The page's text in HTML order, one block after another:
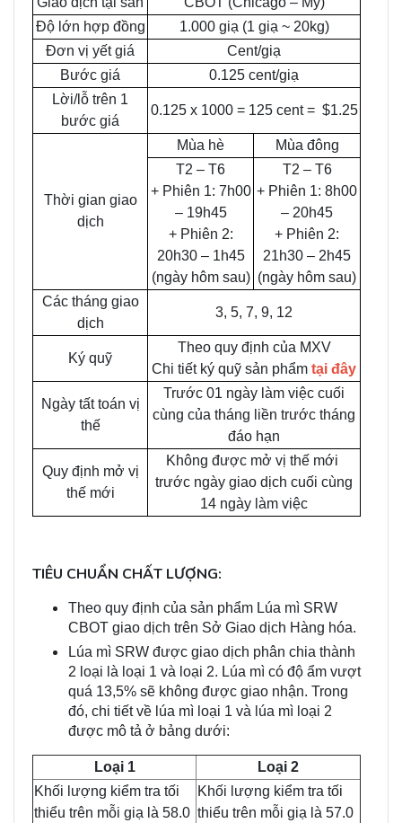
Độ lớn hợp đồng
1.000 giạ (1 giạ ~ 20kg)
Đơn vị yết giá
Cent/giạ
Bước giá
0.125 cent/giạ
Lời/lỗ trên 1
bước giá
0.125 x 1000 = 125 cent = $1.25
Thời gian giao
dịch
Mùa hè
Mùa đông
T2 – T6
+ Phiên 1: 7h00
– 19h45
+ Phiên 2:
20h30 – 1h45
(ngày hôm sau)
T2 – T6
+ Phiên 1: 8h00
– 20h45
+ Phiên 2:
21h30 – 2h45
(ngày hôm sau)
Các tháng giao
dịch
3, 5, 7, 9, 12
Ký quỹ
Theo quy định của MXV
Chi tiết ký quỹ sản phẩm tại đây
Ngày tất toán vị
thế
Trước 01 ngày làm việc cuối
cùng của tháng liền trước tháng
đáo hạn
Quy định mở vị
thế mới
Không được mở vị thế mới
trước ngày giao dịch cuối cùng
14 ngày làm việc
TIÊU CHUẨN CHẤT LƯỢNG:
Theo quy định của sản phẩm Lúa mì SRW
CBOT giao dịch trên Sở Giao dịch Hàng hóa.
Lúa mì SRW được giao dịch phân chia thành
2 loại là loại 1 và loại 2. Lúa mì có độ ẩm vượt
quá 13,5% sẽ không được giao nhận. Trong
đó, chi tiết về lúa mì loại 1 và lúa mì loại 2
được mô tả ở bảng dưới:
Loại 1
Loại 2
Khối lượng kiểm tra tối
thiểu trên mỗi giạ là 58.0
Khối lượng kiểm tra tối
thiểu trên mỗi giạ là 57.0